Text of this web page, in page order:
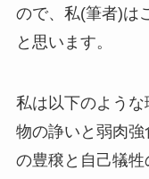
ので、私(筆者)は
と思います。
私は以下のよう
物の諍いと弱肉
の豊穣と自己犠